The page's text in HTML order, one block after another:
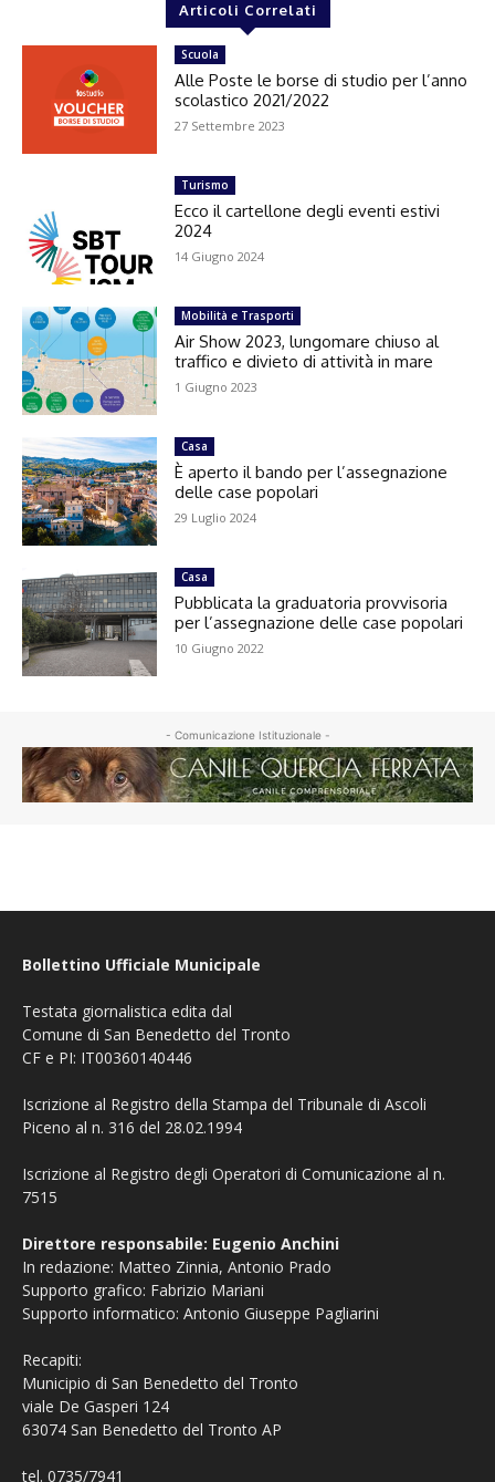
Articoli Correlati
Scuola
Alle Poste le borse di studio per l’anno
scolastico 2021/2022
27 Settembre 2023
Turismo
Ecco il cartellone degli eventi estivi
2024
14 Giugno 2024
Mobilità e Trasporti
Air Show 2023, lungomare chiuso al
traffico e divieto di attività in mare
1 Giugno 2023
Casa
È aperto il bando per l’assegnazione
delle case popolari
29 Luglio 2024
Casa
Pubblicata la graduatoria provvisoria
per l’assegnazione delle case popolari
10 Giugno 2022
- Comunicazione Istituzionale -
Bollettino Ufficiale Municipale
Testata giornalistica edita dal
Comune di San Benedetto del Tronto
CF e PI: IT00360140446
Iscrizione al Registro della Stampa del Tribunale di Ascoli
Piceno al n. 316 del 28.02.1994
Iscrizione al Registro degli Operatori di Comunicazione al n.
7515
Direttore responsabile: Eugenio Anchini
In redazione: Matteo Zinnia, Antonio Prado
Supporto grafico: Fabrizio Mariani
Supporto informatico: Antonio Giuseppe Pagliarini
Recapiti:
Municipio di San Benedetto del Tronto
viale De Gasperi 124
63074 San Benedetto del Tronto AP
tel. 0735/7941